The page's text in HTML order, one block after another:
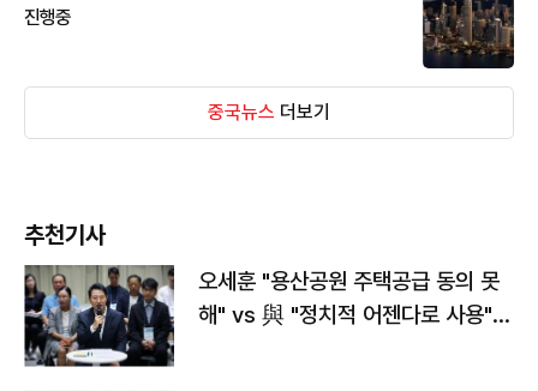
진행중
중국뉴스 더보기
추천기사
오세훈 "용산공원 주택공급 동의 못
해" vs 與 "정치적 어젠다로 사용"